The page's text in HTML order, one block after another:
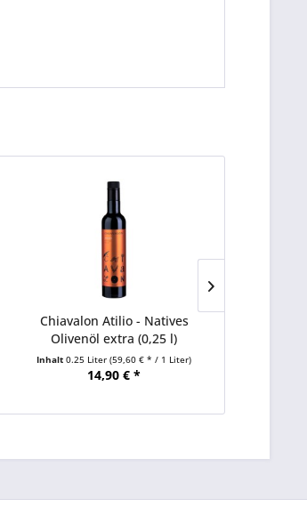
Chiavalon Atilio - Natives
Olivenöl extra (0,25 l)
Inhalt0.25 Liter(59,60 € * / 1 Liter)
14,90 € *